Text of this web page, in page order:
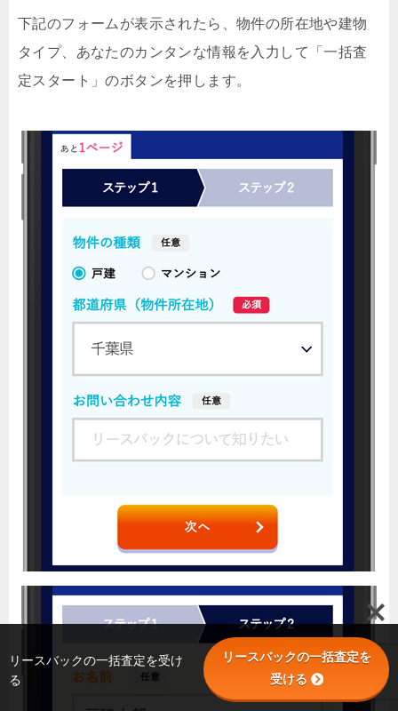
下記のフォームが表示されたら、物件の所在地や建物
タイプ、あなたのカンタンな情報を入力して「一括査
定スタート」のボタンを押します。
リースバックの一括査定を受け
る
リースバックの一括査定を
受ける